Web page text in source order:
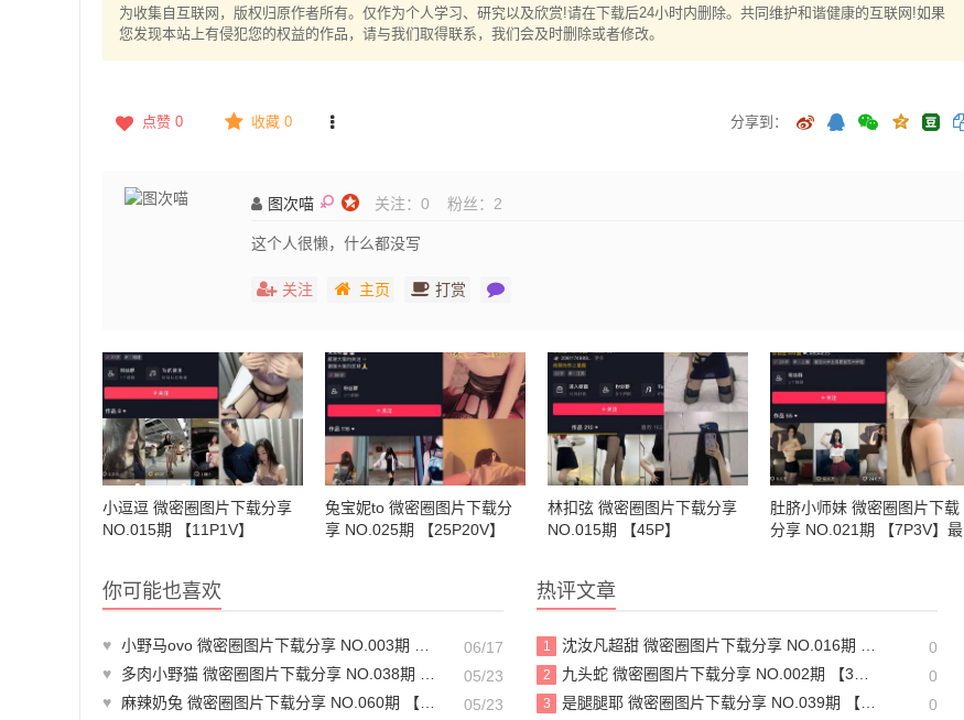
为收集自互联网，版权归原作者所有。仅作为个人学习、研究以及欣赏!请在下载后24小时内删除。共同维护和谐健康的互联网!如果
您发现本站上有侵犯您的权益的作品，请与我们取得联系，我们会及时删除或者修改。
点赞 0 收藏 0 分享到：
图次喵 关注： 0 粉丝： 2
这个人很懒，什么都没写
关注 主页 打赏
小逗逗 微密圈图片下载分享
NO.015期 【11P1V】
兔宝妮to 微密圈图片下载分
享 NO.025期 【25P20V】
林扣弦 微密圈图片下载分享
NO.015期 【45P】
肚脐小师妹 微密圈图片下载
分享 NO.021期 【7P3V】最
你可能也喜欢
♥ 小野马ovo 微密圈图片下载分享 NO.003期 【24V】最新至：2025.3.16
06/17
♥
多肉小野猫 微密圈图片下载分享 NO.038期 【3P4V】最新至：2023.11.01
05/23
♥
麻辣奶兔 微密圈图片下载分享 NO.060期 【15P】最新至：2024.1.02
05/23
热评文章
1 沈汝凡超甜 微密圈图片下载分享 NO.016期 【28P】最新至：2024.6.29 0
2 九头蛇 微密圈图片下载分享 NO.002期 【32P3V】 0
3 是腿腿耶 微密圈图片下载分享 NO.039期 【20P】最新至：2024.7.7 0